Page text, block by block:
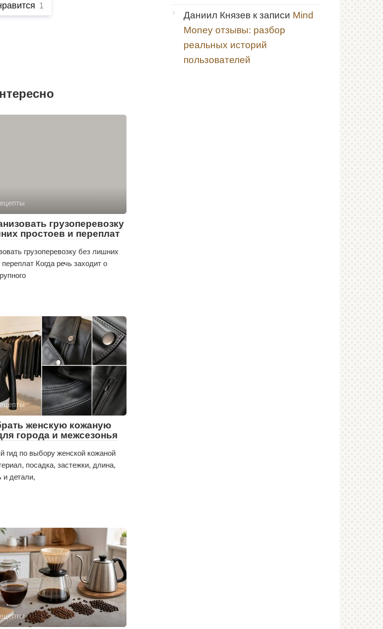
1
грузоперевозку
простоев и переплат
грузоперевозку без лишних
переплат Когда речь заходит о
женскую кожаную
города и межсезонья
гид по выбору женской кожаной
посадка, застежки, длина,
и детали,
Даниил Князев к записи Mind
Money отзывы: разбор
реальных историй
пользователей